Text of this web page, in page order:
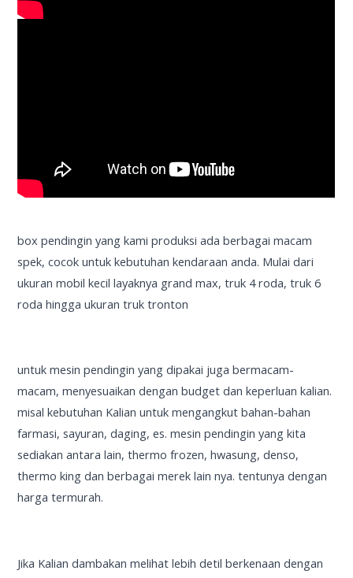
box pendingin yang kami produksi ada berbagai macam
spek, cocok untuk kebutuhan kendaraan anda. Mulai dari
ukuran mobil kecil layaknya grand max, truk 4 roda, truk 6
roda hingga ukuran truk tronton
untuk mesin pendingin yang dipakai juga bermacam-
macam, menyesuaikan dengan budget dan keperluan kalian.
misal kebutuhan Kalian untuk mengangkut bahan-bahan
farmasi, sayuran, daging, es. mesin pendingin yang kita
sediakan antara lain, thermo frozen, hwasung, denso,
thermo king dan berbagai merek lain nya. tentunya dengan
harga termurah.
Jika Kalian dambakan melihat lebih detil berkenaan dengan